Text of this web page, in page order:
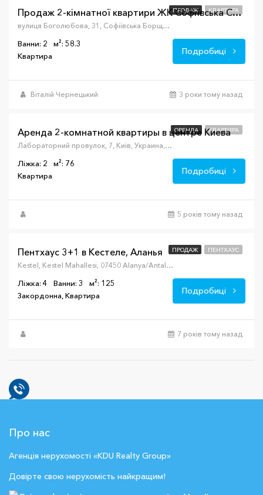
ПРОДАЖ КВАРТИРА
Продаж 2-кімнатної квартири ЖК Софіївська Слобідка
вулиця Боголюбова, 31, Софіївська Борщагівка, Київська обл., Украина, 08131
Ванни: 2
м²: 58.3
Квартира
Подробиці
Віталій Чернецький 3 роки тому назад
ОРЕНДА КВАРТИРА
$1,500/евро
Аренда 2-комнатной квартиры в центре Киева
Лабораторний провулок, 7, Київ, Украина, 02000
Ліжка: 2
м²: 76
Квартира
Подробиці
5 років тому назад
ПРОДАЖ ПЕНТХАУС
$90,000
Пентхаус 3+1 в Кестеле, Аланья
Kestel, Kestel Mahallesi, 07450 Alanya/Antalya, Турция
Ліжка: 4 Ванни: 3
м²: 125
Закордонна, Квартира
Подробиці
7 років тому назад
Про нас
Агенція нерухомості «KDU Realty Group»
Довірте свою нерухомість найкращим!